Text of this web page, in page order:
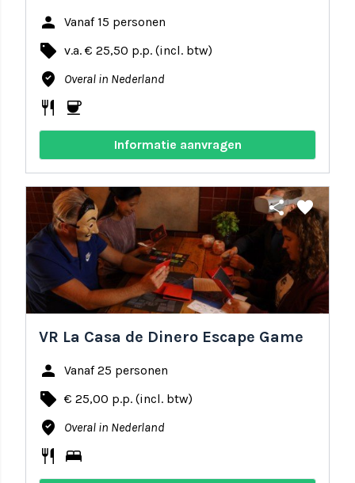
person Vanaf 15 personen
local_offer v.a. € 25,50 p.p. (incl. btw)
where_to_vote Overal in Nederland
restaurant coffee
Informatie aanvragen
share favorite
VR La Casa de Dinero Escape Game
person Vanaf 25 personen
local_offer € 25,00 p.p. (incl. btw)
where_to_vote Overal in Nederland
restaurant bed